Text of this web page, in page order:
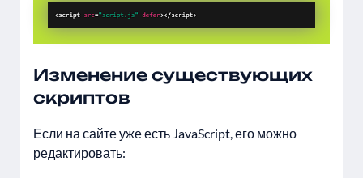
Изменение существующих
скриптов
Если на сайте уже есть JavaScript, его можно
редактировать: